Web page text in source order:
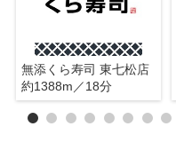
無添くら寿司 東七松店
約1388m／18分